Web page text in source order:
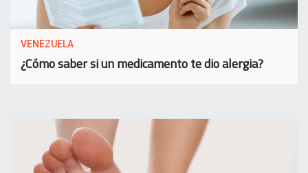
VENEZUELA
¿Cómo saber si un medicamento te dio alergia?